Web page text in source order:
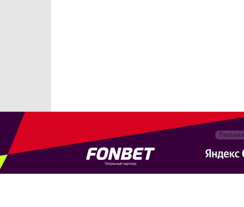
Титульный партнер
Реклама